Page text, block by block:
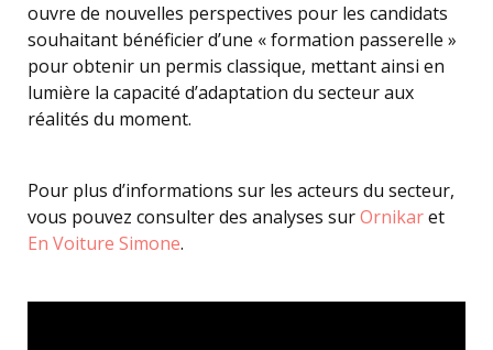
ouvre de nouvelles perspectives pour les candidats
souhaitant bénéficier d’une « formation passerelle »
pour obtenir un permis classique, mettant ainsi en
lumière la capacité d’adaptation du secteur aux
réalités du moment.
Pour plus d’informations sur les acteurs du secteur,
vous pouvez consulter des analyses surOrnikaret
En Voiture Simone.